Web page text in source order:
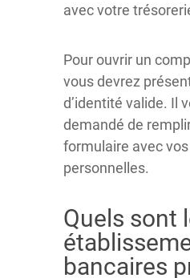
avec votre
Pour ouvrir un
vous devrez
d’identité valide. Il
demandé de
formulaire avec
personnelles.
Quels sont
bancaires